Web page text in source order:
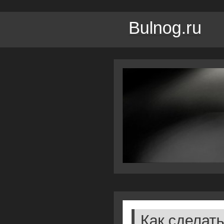
Bulnog.ru
Как